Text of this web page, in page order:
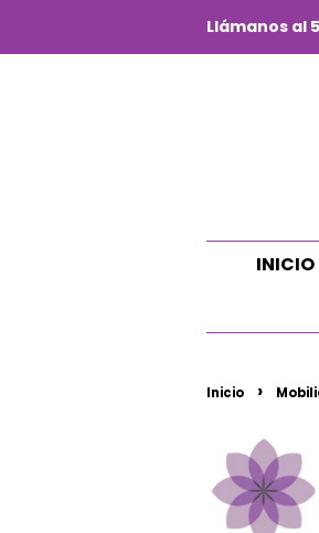
Llámanos al
INICIO
Inicio ›